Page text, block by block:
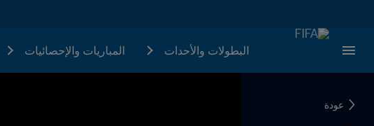
البطولات والأحدات المباريات والإحصائيات
عودة